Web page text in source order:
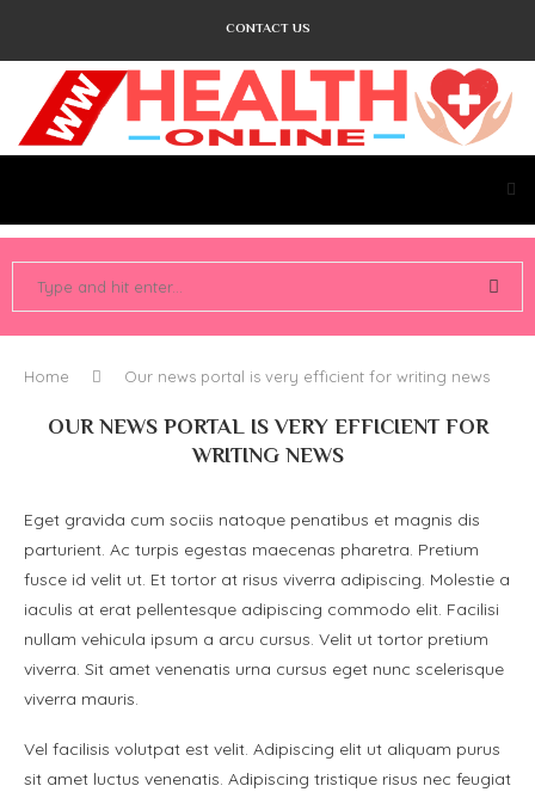
CONTACT US
Home Our news portal is very efficient for writing news
OUR NEWS PORTAL IS VERY EFFICIENT FOR
WRITING NEWS
Eget gravida cum sociis natoque penatibus et magnis dis
parturient. Ac turpis egestas maecenas pharetra. Pretium
fusce id velit ut. Et tortor at risus viverra adipiscing. Molestie a
iaculis at erat pellentesque adipiscing commodo elit. Facilisi
nullam vehicula ipsum a arcu cursus. Velit ut tortor pretium
viverra. Sit amet venenatis urna cursus eget nunc scelerisque
viverra mauris.
Vel facilisis volutpat est velit. Adipiscing elit ut aliquam purus
sit amet luctus venenatis. Adipiscing tristique risus nec feugiat